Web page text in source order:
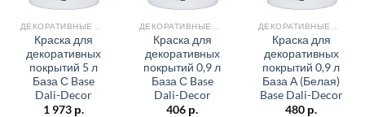
Краска для
декоративных
покрытий 5 л
База С Base
Dali-Decor
1 973 р.
Краска для
декоративных
покрытий 0,9 л
База С Base
Dali-Decor
406 р.
Краска для
декоративных
покрытий 0,9 л
База А (Белая)
Base Dali-Decor
480 р.